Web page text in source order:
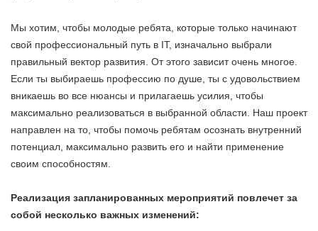
Мы хотим, чтобы молодые ребята, которые только начинают
свой профессиональный путь в IT, изначально выбрали
правильный вектор развития. От этого зависит очень многое.
Если ты выбираешь профессию по душе, ты с удовольствием
вникаешь во все нюансы и прилагаешь усилия, чтобы
максимально реализоваться в выбранной области. Наш проект
направлен на то, чтобы помочь ребятам осознать внутренний
потенциал, максимально развить его и найти применение
своим способностям.
Реализация запланированных мероприятий повлечет за
собой несколько важных изменений: